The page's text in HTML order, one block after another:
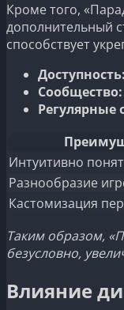
Кроме того,
дополнительный
способствует
Доступность:
Сообщество:
Регулярные
Интуитивно
Разнообразие
Кастомизация
Таким образом,
безусловно,
Влияние